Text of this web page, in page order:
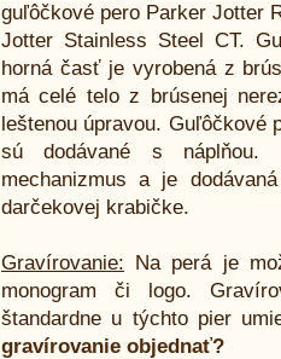
guľôčkové pero Parker Jotter
Jotter Stainless Steel CT.
horná časť je vyrobená z
má celé telo z brúsenej
leštenou úpravou. Guľôčkové
sú dodávané s náplňou.
mechanizmus a je
darčekovej krabičke.
Gravírovanie: Na perá je
monogram či logo.
štandardne u týchto pier
gravírovanie objednať?